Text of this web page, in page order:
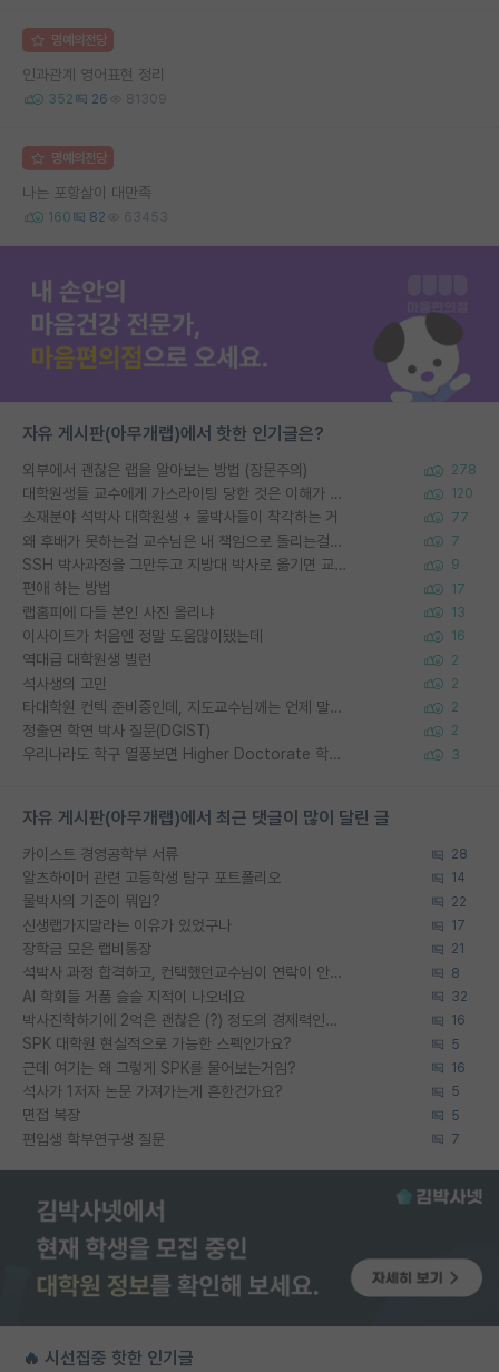
명예의전당
인과관계 영어표현 정리
352 26 81309
명예의전당
나는 포항살이 대만족
160 82 63453
자유 게시판(아무개랩)에서 핫한 인기글은?
외부에서 괜찮은 랩을 알아보는 방법 (장문주의) 278
대학원생들 교수에게 가스라이팅 당한 것은 이해가 갑니다. 안타깝네요. 120
소재분야 석박사 대학원생 + 물박사들이 착각하는 거 77
왜 후배가 못하는걸 교수님은 내 책임으로 돌리는걸까요? 7
SSH 박사과정을 그만두고 지방대 박사로 옮기면 교수의 꿈은 끝일까요? 9
편애 하는 방법 17
랩홈피에 다들 본인 사진 올리냐 13
이사이트가 처음엔 정말 도움많이됐는데 16
역대급 대학원생 빌런 2
석사생의 고민 2
타대학원 컨텍 준비중인데, 지도교수님께는 언제 말씀드려야 할까요? 2
정출연 학연 박사 질문(DGIST) 2
우리나라도 학구 열풍보면 Higher Doctorate 학위가 필요하다고 봅니다. 3
자유 게시판(아무개랩)에서 최근 댓글이 많이 달린 글
카이스트 경영공학부 서류 28
알츠하이머 관련 고등학생 탐구 포트폴리오 14
물박사의 기준이 뭐임? 22
신생랩가지말라는 이유가 있었구나 17
장학금 모은 랩비통장 21
석박사 과정 합격하고, 컨택했던교수님이 연락이 안됩니다... 8
AI 학회들 거품 슬슬 지적이 나오네요 32
박사진학하기에 2억은 괜찮은 (?) 정도의 경제력인가요 16
SPK 대학원 현실적으로 가능한 스펙인가요? 5
근데 여기는 왜 그렇게 SPK를 물어보는거임? 16
석사가 1저자 논문 가져가는게 흔한건가요? 5
면접 복장 5
편입생 학부연구생 질문 7
🔥 시선집중 핫한 인기글